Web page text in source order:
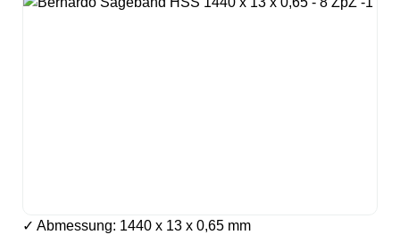
✓ Abmessung: 1440 x 13 x 0,65 mm